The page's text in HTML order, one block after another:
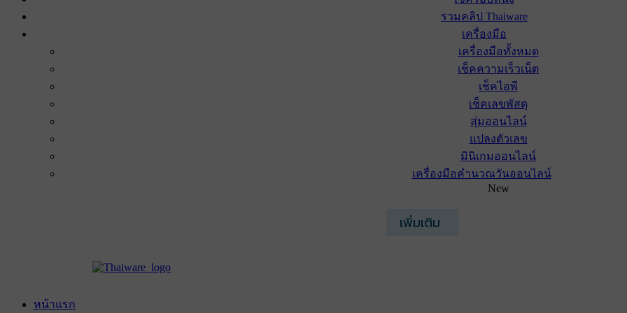
รวมคลิป Thaiware
เครื่องมือ
เครื่องมือทั้งหมด
เช็คความเร็วเน็ต
เช็คไอพี
เช็คเลขพัสดุ
สุ่มออนไลน์
แปลงตัวเลข
มินิเกมออนไลน์
เครื่องมือคำนวณวันออนไลน์
New
เพิ่มเติม
หน้าแรก